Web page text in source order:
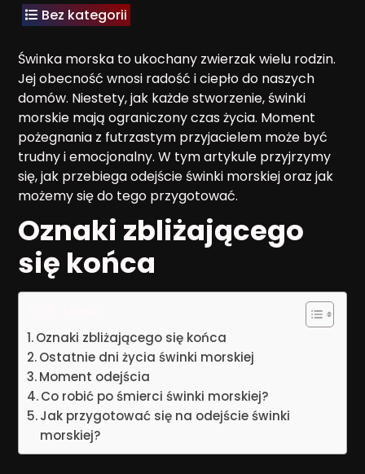
Bez kategorii
Świnka morska to ukochany zwierzak wielu rodzin.
Jej obecność wnosi radość i ciepło do naszych
domów. Niestety, jak każde stworzenie, świnki
morskie mają ograniczony czas życia. Moment
pożegnania z futrzastym przyjacielem może być
trudny i emocjonalny. W tym artykule przyjrzymy
się, jak przebiega odejście świnki morskiej oraz jak
możemy się do tego przygotować.
Oznaki zbliżającego
się końca
Oznaki zbliżającego się końca
Ostatnie dni życia świnki morskiej
Moment odejścia
Co robić po śmierci świnki morskiej?
Jak przygotować się na odejście świnki
morskiej?